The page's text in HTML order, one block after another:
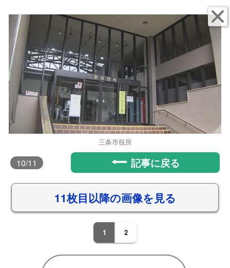
三条市役所
10/11 記事に戻る
11枚目以降の画像を見る
1 2